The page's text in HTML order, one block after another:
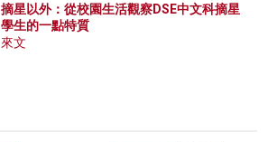
摘星以外：從校園生活觀察DSE中文科摘星
學生的一點特質
來文